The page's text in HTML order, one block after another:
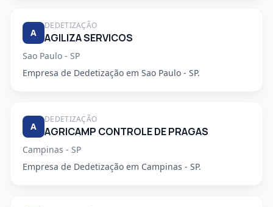
A
DEDETIZAÇÃO
AGILIZA SERVICOS
Sao Paulo - SP
Empresa de Dedetização em Sao Paulo - SP.
A
DEDETIZAÇÃO
AGRICAMP CONTROLE DE PRAGAS
Campinas - SP
Empresa de Dedetização em Campinas - SP.